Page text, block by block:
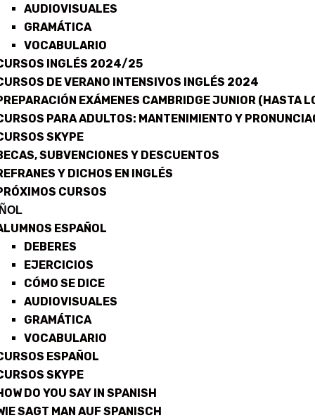
AUDIOVISUALES
GRAMÁTICA
VOCABULARIO
INGLÉS 2024/25
DE VERANO INTENSIVOS INGLÉS 2024
EXÁMENES CAMBRIDGE JUNIOR (HASTA
PARA ADULTOS: MANTENIMIENTO Y
SKYPE
SUBVENCIONES Y DESCUENTOS
Y DICHOS EN INGLÉS
CURSOS
ESPAÑOL
DEBERES
EJERCICIOS
CÓMO SE DICE
AUDIOVISUALES
GRAMÁTICA
VOCABULARIO
ESPAÑOL
SKYPE
DO YOU SAY IN SPANISH
SAGT MAN AUF SPANISCH